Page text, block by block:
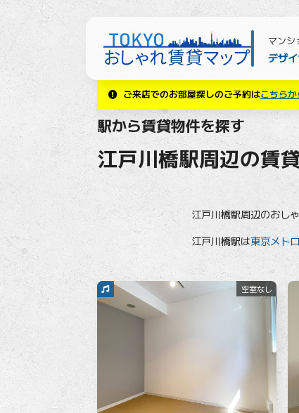
マンシ
デザ
ご来店でのお部屋探しのご予約はこちらか
駅から賃貸物件を探す
江戸川橋駅周辺の賃
江戸川橋駅周辺のおし
江戸川橋駅は東京メト
空室なし